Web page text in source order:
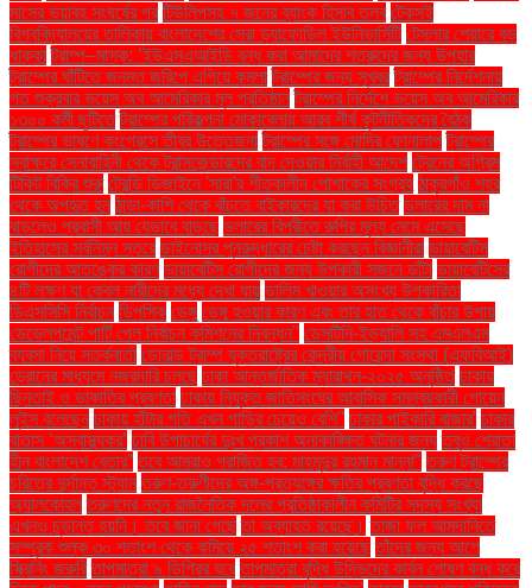
মাসের ভয়াবহ সংঘর্ষের পর টিউলিপসহ ৭ জনের ব্যাংক হিসাব তলব টেকসই
বিশ্ববিদ্যালয়ের তালিকায় বাংলাদেশের সেরা ড্যাফোডিল ইউনিভার্সিটি টেসলার শেয়ারে বড়
ধাক্কা ট্রাম্প–মাস্ক: ‘ইউএসএআইডি বন্ধ করা আমাদের শত্রুদের জন্য উপহার
ট্রাম্পের ঘাঁটিতে জনমত জরিপে এগিয়ে কমলা ট্রাম্পের জন্য সুখবর ট্রাম্পের নির্দেশনায়
গত শুক্রবার ভয়েস অব আমেরিকার মূল প্রতিষ্ঠান ট্রাম্পের নির্দেশে ভয়েস অব আমেরিকার
১৩০০ কর্মী ছুটিতে ট্রাম্পের পরিকল্পনা মোকাবেলায় আরব শীর্ষ কূটনীতিকদের বৈঠক
ট্রাম্পের ভাষণে কংগ্রেসে তীব্র উত্তেজনা ট্রাম্পের সঙ্গে মোদির ফোনালাপ ট্রাম্পের
স্বাক্ষরে সেনাবাহিনী থেকে ট্রান্সজেন্ডারদের বাদ দেওয়ার নির্বাহী আদেশ ট্রেনের অগ্রিম
টিকিট বিক্রি শুরু ট্রেন্ডি ডিজাইনে 'সারা'র শীতকালীন পোশাকের সংগ্রহ ঠাকুরগাঁও শহর
থেকে অপহৃত হন ঠান্ডা-কাশি থেকে বাঁচতে বাইকারদের যা করা উচিত ডলারের দাম না
বাড়লেও প্রবাসী আয় যেভাবে বাড়ছে ডলারের বিপরীতে রুপির মূল্য নেমে এসেছে
ইতিহাসের সর্বনিম্ন স্তরে ডাইনোসর পুনরুদ্ধারের চেষ্টা করছেন বিজ্ঞানীরা ডায়াবেটিস
রোগীদের আতঙ্কের কারণ ডায়াবেটিস রোগীদের জন্য উপকারী সজনে ডাঁটা ডায়াবেটিসের
৪টি লক্ষণ যা কেবল নারীদের মধ্যে দেখা যায় ডালিম খাওয়ার অসংখ্য উপকারিতা
ডিএসসিসি নির্বাচন ডিপসিক ডেঙ্গু ডেঙ্গু হওয়ার কারণ এবং তার হাত থেকে বাঁচার উপায়
ডেভেলপমেন্ট পার্টি পেল নির্বাচন কমিশনের নিবন্ধন" ডেসটিনি-ইভ্যালি সহ এমএলএম
ব্যবসা নিয়ে সতর্কবার্তা ডোনাল্ড ট্রাম্প যুক্তরাষ্ট্রের কেন্দ্রীয় গোয়েন্দা সংস্থা (এফবিআই)
ড্রোনের মাধ্যমে নজরদারি চলছে ঢাকা আন্তর্জাতিক ম্যারাথন-২০২৫ অনুষ্ঠিত ঢাকায়
ছিনতাই ও ডাকাতির প্রবণতা ঢাকায় নিযুক্ত জাতিসংঘের আবাসিক সমন্বয়কারী গোয়েন
লুইস বলেছেন ঢাকায় হাঁটার গতি এখন গাড়ির চেয়েও বেশি'' ঢাকার পাইকারি বাজার' ঢাকার
বাতাস ‘অস্বাস্থ্যকর’ ঢাবি উপাচার্যের দুঃখ প্রকাশ অনাকাঙ্ক্ষিত ঘটনার জন্য তবুও শ্রোতা
হীন বাংলাদেশ বেতার” তবে আমরাও পরাজিত হব: মাহমুদুর রহমান মান্না" তরুণ ট্রাম্পের
চরিত্রে দুর্দান্ত স্ট্যান তরুণ-তরুণীদের অঙ্গ-প্রত্যঙ্গের ক্ষতির প্রবণতা বৃদ্ধি করছে
অ্যালকোহল তরুণদের নতুন রাজনৈতিক দলের প্রতিষ্ঠাকালীন কমিটির সদস্য সংখ্যা
এখনও চূড়ান্ত হয়নি। তবে জানা গেছে তা অব্যাহত রয়েছে। তাজা ফল আমদানিতে
সম্পূরক শুল্ক ৩০ শতাংশ থেকে কমিয়ে ২৫ শতাংশ করা হয়েছে তাঁদের জন্য আগে
স্ক্রিনিং জরুরি তাপমাত্রা ৯ ডিগ্রির ঘরে তাপমাত্রা বৃদ্ধি উদ্ভিদের কার্বন শোষণ বন্ধ করে